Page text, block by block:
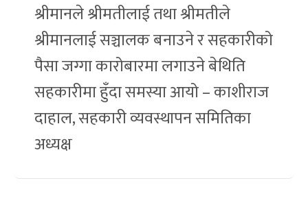
श्रीमानले श्रीमतीलाई तथा श्रीमतीले
श्रीमानलाई सञ्चालक बनाउने र सहकारीको
पैसा जग्गा कारोबारमा लगाउने बेथिति
सहकारीमा हुँदा समस्या आयो – काशीराज
दाहाल, सहकारी व्यवस्थापन समितिका
अध्यक्ष